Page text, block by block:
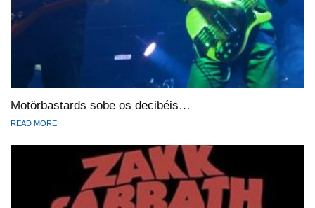
Motörbastards sobe os decibéis…
READ MORE